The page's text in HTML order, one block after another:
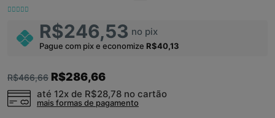
R$246,53 no pix
Pague com pix e economize R$40,13
R$466,66 R$286,66
até 12x de R$28,78 no cartão
mais formas de pagamento